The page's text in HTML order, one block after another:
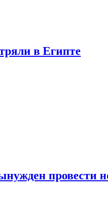
в Египте
провести